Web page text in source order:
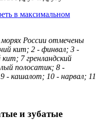
в максимальном
России отмечены
кит; 2 - финвал; 3 -
7 гренландский
полосатик; 8 -
- кашалот; 10 - нарвал; 11
и зубатые